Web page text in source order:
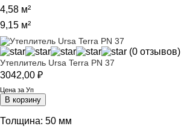
4,58 м²
9,15 м²
(0 отзывов)
Утеплитель Ursa Terra PN 37
3042,00 ₽
Цена за Уп
В корзину
Толщина: 50 мм